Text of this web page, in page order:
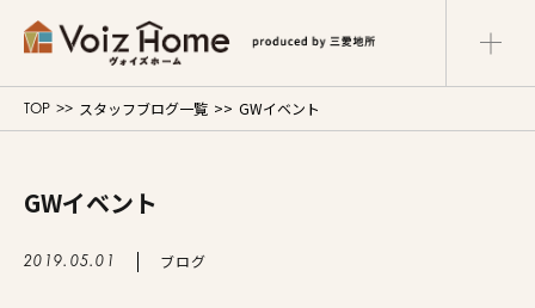
コーポレートサイト リフォームサイト
マンションサイト
Voiz Homeの家づくり
商品ラインナップ
TOP スタッフブログ一覧 GWイベント
GWイベント
2019.05.01 ブログ